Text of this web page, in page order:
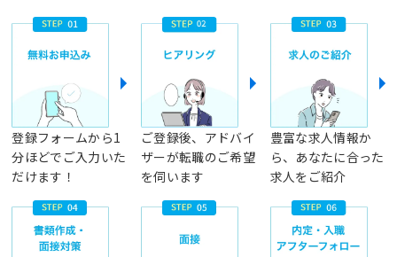
登録フォームから1
分ほどでご入力いた
だけます！
ご登録後、アドバイ
ザーが転職のご希望
を伺います
豊富な求人情報か
ら、あなたに合った
求人をご紹介